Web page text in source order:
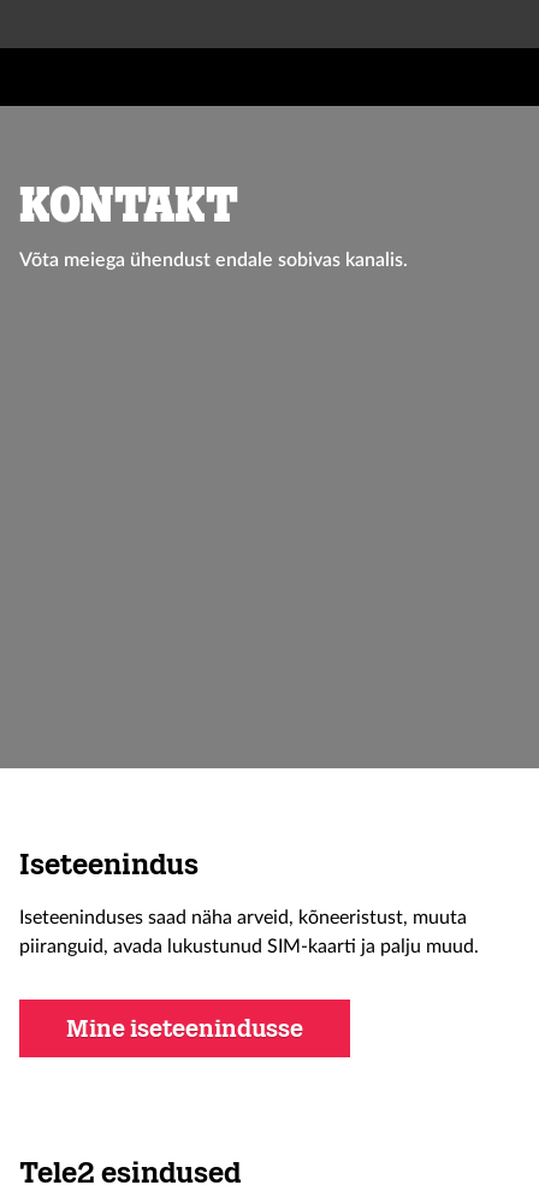
Kontakt
Võta meiega ühendust endale sobivas kanalis.
Iseteenindus
Iseteeninduses saad näha arveid, kõneeristust, muuta
piiranguid, avada lukustunud SIM-kaarti ja palju muud.
Mine iseteenindusse
Tele2 esindused